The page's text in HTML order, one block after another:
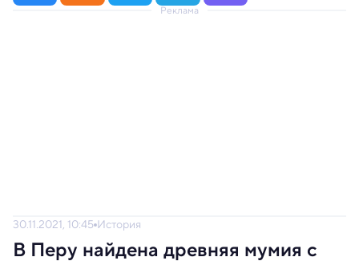
Реклама
30.11.2021, 10:45 История
В Перу найдена древняя мумия с